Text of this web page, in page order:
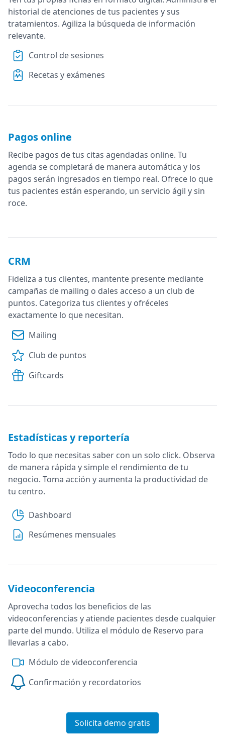
historial de atenciones de tus pacientes y sus
tratamientos. Agiliza la búsqueda de información
relevante.
Control de sesiones
Recetas y exámenes
Pagos online
Recibe pagos de tus citas agendadas online. Tu
agenda se completará de manera automática y los
pagos serán ingresados en tiempo real. Ofrece lo que
tus pacientes están esperando, un servicio ágil y sin
roce.
CRM
Fideliza a tus clientes, mantente presente mediante
campañas de mailing o dales acceso a un club de
puntos. Categoriza tus clientes y ofréceles
exactamente lo que necesitan.
Mailing
Club de puntos
Giftcards
Estadísticas y reportería
Todo lo que necesitas saber con un solo click. Observa
de manera rápida y simple el rendimiento de tu
negocio. Toma acción y aumenta la productividad de
tu centro.
Dashboard
Resúmenes mensuales
Videoconferencia
Aprovecha todos los beneficios de las
videoconferencias y atiende pacientes desde cualquier
parte del mundo. Utiliza el módulo de Reservo para
llevarlas a cabo.
Módulo de videoconferencia
Confirmación y recordatorios
Solicita demo gratis